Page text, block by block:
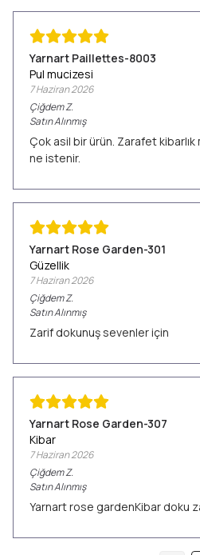
Yarnart Paillettes-8003
Pul mucizesi
7 Haziran 2026
ÇiğdemZ.
Satın Alınmış
Çok asil bir ürün. Zarafet
ne istenir.
Yarnart Rose Garden-301
Güzellik
7 Haziran 2026
ÇiğdemZ.
Satın Alınmış
Zarif dokunuş sevenler için
Yarnart Rose Garden-307
Kibar
7 Haziran 2026
ÇiğdemZ.
Satın Alınmış
Yarnart rose gardenKibar doku